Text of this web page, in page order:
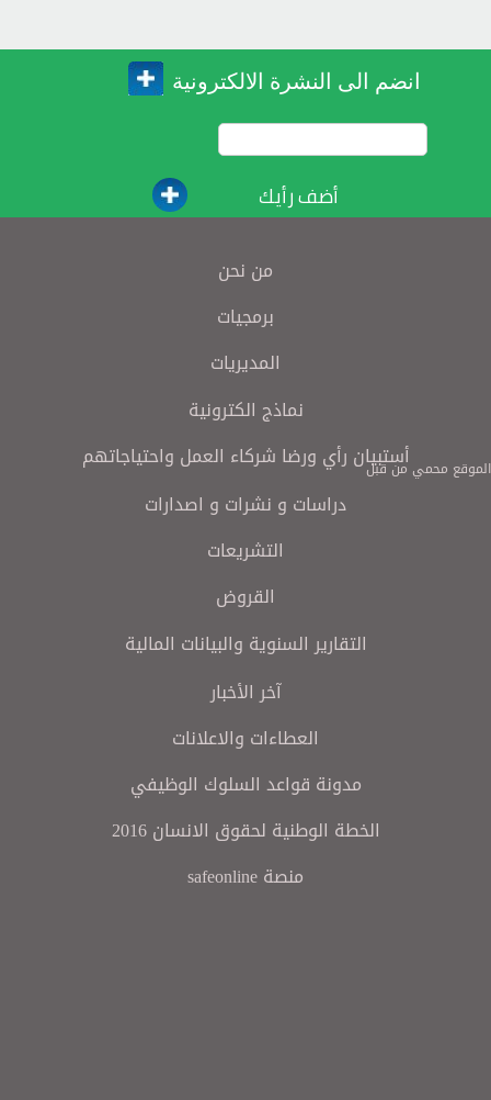
انضم الى النشرة الالكترونية
أضف رأيك
من نحن
برمجيات
المديريات
نماذج الكترونية
أستبيان رأي ورضا شركاء العمل واحتياجاتهم
دراسات و نشرات و اصدارات
التشريعات
القروض
التقارير السنوية والبيانات المالية
آخر الأخبار
العطاءات والاعلانات
مدونة قواعد السلوك الوظيفي
الخطة الوطنية لحقوق الانسان 2016
منصة safeonline
الموقع محمي من قبل